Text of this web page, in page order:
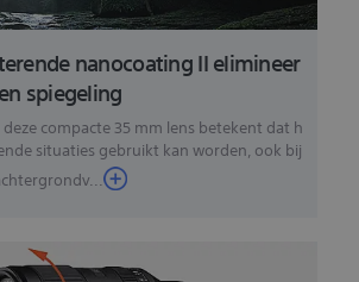
nanocoating II elimineer
spiegeling
compacte 35 mm lens betekent dat h
situaties gebruikt kan worden, ook bij